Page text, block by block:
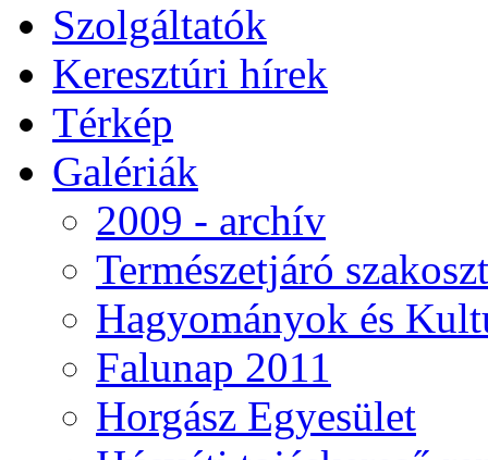
Szolgáltatók
Keresztúri hírek
Térkép
Galériák
2009 - archív
Természetjáró
Hagyományok és
Falunap 2011
Horgász Egyesület